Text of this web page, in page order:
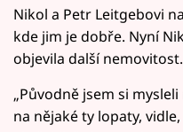
Nikol a Petr Leitgebovi
kde jim je dobře. Nyní
objevila další nemovitost.
„Původně jsem si
na nějaké ty lopaty,